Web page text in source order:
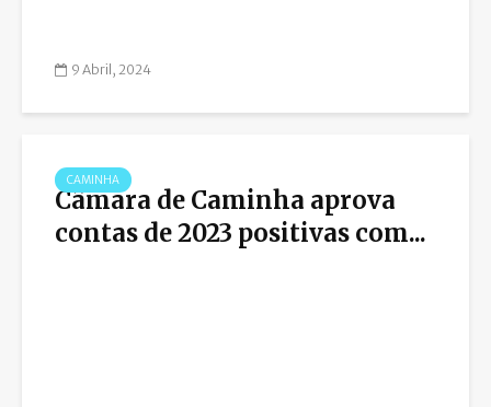
9 Abril, 2024
CAMINHA
Câmara de Caminha aprova
contas de 2023 positivas com...